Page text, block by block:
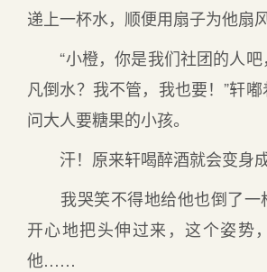
递上一杯水，顺便用扇子为他扇风
“小橙，你是我们社团的人吧
凡倒水？我不管，我也要！”轩
问大人要糖果的小孩。
汗！原来轩喝醉酒就会变身成
我哭笑不得地给他也倒了一
开心地把头伸过来，这个姿势
他……